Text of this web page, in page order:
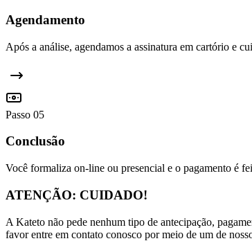
Agendamento
Após a análise, agendamos a assinatura em cartório e
Passo 05
Conclusão
Você formaliza on-line ou presencial e o pagamento é
ATENÇÃO: CUIDADO!
A Kateto não pede nenhum tipo de antecipação,
favor entre em contato conosco por meio de um de